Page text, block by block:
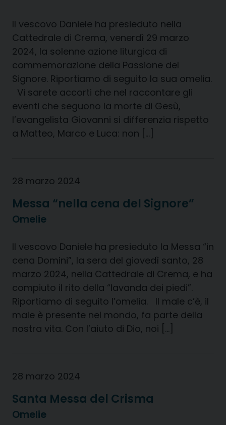
Il vescovo Daniele ha presieduto nella
Cattedrale di Crema, venerdì 29 marzo
2024, la solenne azione liturgica di
commemorazione della Passione del
Signore. Riportiamo di seguito la sua omelia.
Vi sarete accorti che nel raccontare gli
eventi che seguono la morte di Gesù,
l’evangelista Giovanni si differenzia rispetto
a Matteo, Marco e Luca: non […]
28 marzo 2024
Messa “nella cena del Signore”
Omelie
Il vescovo Daniele ha presieduto la Messa “in
cena Domini”, la sera del giovedì santo, 28
marzo 2024, nella Cattedrale di Crema, e ha
compiuto il rito della “lavanda dei piedi”.
Riportiamo di seguito l’omelia. Il male c’è, il
male è presente nel mondo, fa parte della
nostra vita. Con l’aiuto di Dio, noi […]
28 marzo 2024
Santa Messa del Crisma
Omelie